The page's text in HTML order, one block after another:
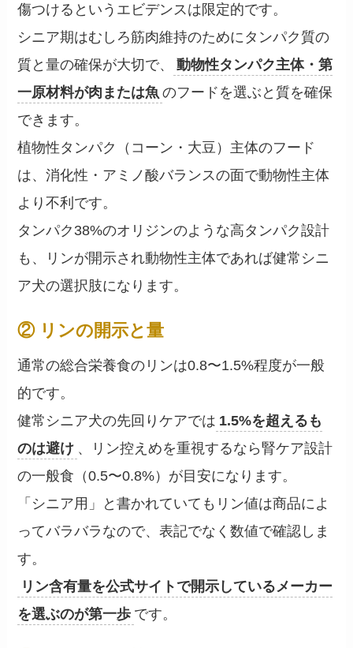
傷つけるというエビデンスは限定的です。
シニア期はむしろ筋肉維持のためにタンパク質の
質と量の確保が大切で、
動物性タンパク主体・第
一原材料が肉または魚 のフードを選ぶと質を確保
できます。
植物性タンパク（コーン・大豆）主体のフード
は、消化性・アミノ酸バランスの面で動物性主体
より不利です。
タンパク38%のオリジンのような高タンパク設計
も、リンが開示され動物性主体であれば健常シニ
ア犬の選択肢になります。
② リンの開示と量
通常の総合栄養食のリンは0.8〜1.5%程度が一般
的です。
健常シニア犬の先回りケアでは 1.5%を超えるも
のは避け 、リン控えめを重視するなら腎ケア設計
の一般食（0.5〜0.8%）が目安になります。
「シニア用」と書かれていてもリン値は商品によ
ってバラバラなので、表記でなく数値で確認しま
す。
リン含有量を公式サイトで開示しているメーカー
を選ぶのが第一歩 です。